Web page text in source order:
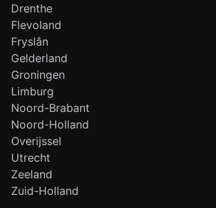
Drenthe
Flevoland
Fryslân
Gelderland
Groningen
Limburg
Noord-Brabant
Noord-Holland
Overijssel
Utrecht
Zeeland
Zuid-Holland